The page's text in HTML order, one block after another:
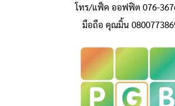
โทร/แฟ็ค ออฟฟิต 076-
มือถือ คุณมิ้น